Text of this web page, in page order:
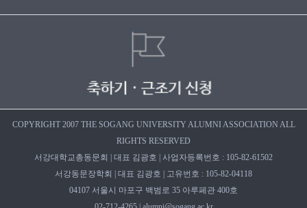
COPYRIGHT 2007 THE SOGANG UNIVERSITY ALUMNI ASSOCIATION ALL
RIGHTS RESERVED
서강대학교총동문회 | 대표 김광호 | 사업자등록번호 : 105-82-61502
서강동문장학회 | 대표 김광호 | 고유번호 : 105-82-04118
04107 서울시 마포구 백범로 35 아루페관 400호